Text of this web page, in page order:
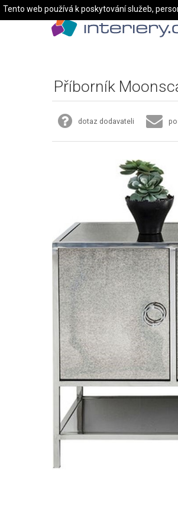
Příborník
dotaz dodavateli
Tento web používá k poskytování služeb,